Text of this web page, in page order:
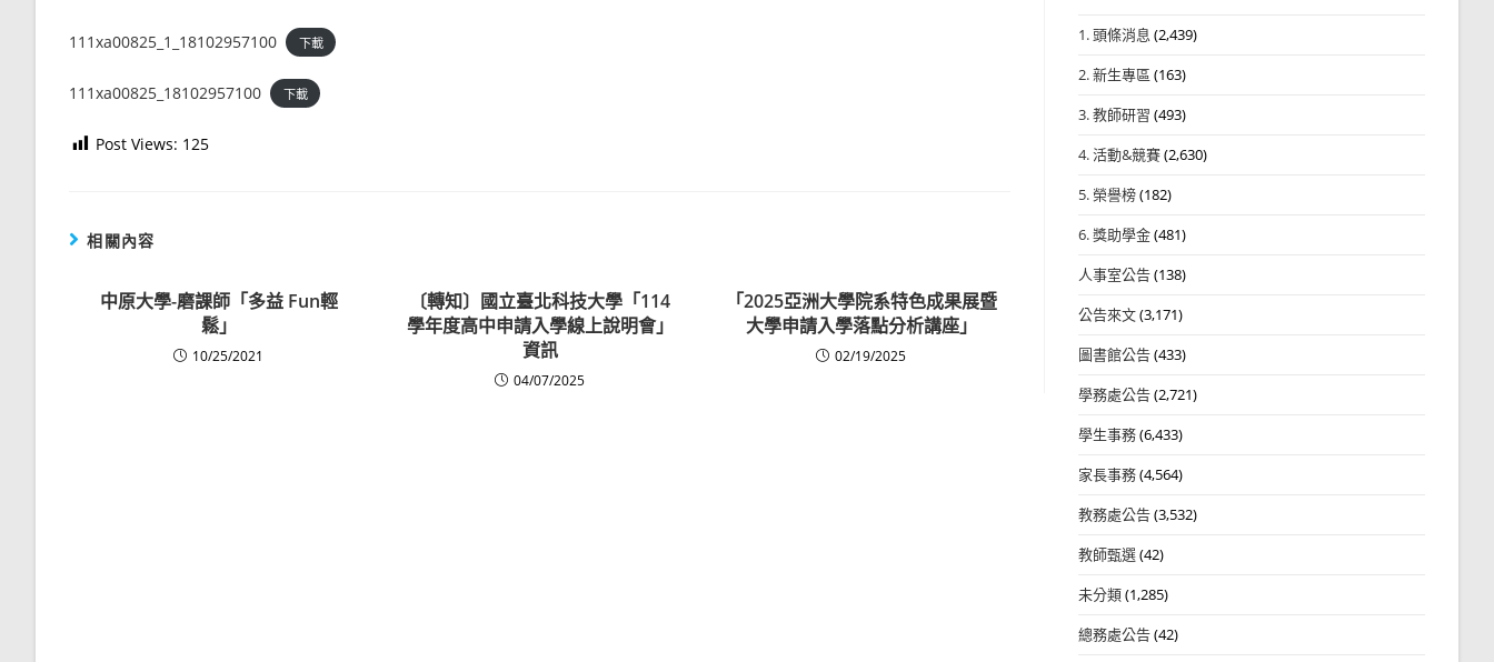
111xa00825_1_18102957100 下載
111xa00825_18102957100 下載
Post Views: 125
相關內容
中原大學-磨課師「多益 Fun輕
鬆」
10/25/2021
〔轉知〕國立臺北科技大學「114
學年度高中申請入學線上說明會」
資訊
04/07/2025
「2025亞洲大學院系特色成果展暨
大學申請入學落點分析講座」
02/19/2025
1. 頭條消息 (2,439)
2. 新生專區 (163)
3. 教師研習 (493)
4. 活動&競賽(2,630)
5. 榮譽榜(182)
6. 獎助學金(481)
人事室公告(138)
公告來文(3,171)
圖書館公告(433)
學務處公告(2,721)
學生事務(6,433)
家長事務(4,564)
教務處公告(3,532)
教師甄選(42)
未分類(1,285)
總務處公告(42)